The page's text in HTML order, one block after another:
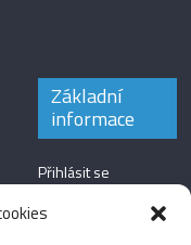
Základní
informace
Přihlásit se
Zdroj kanálů